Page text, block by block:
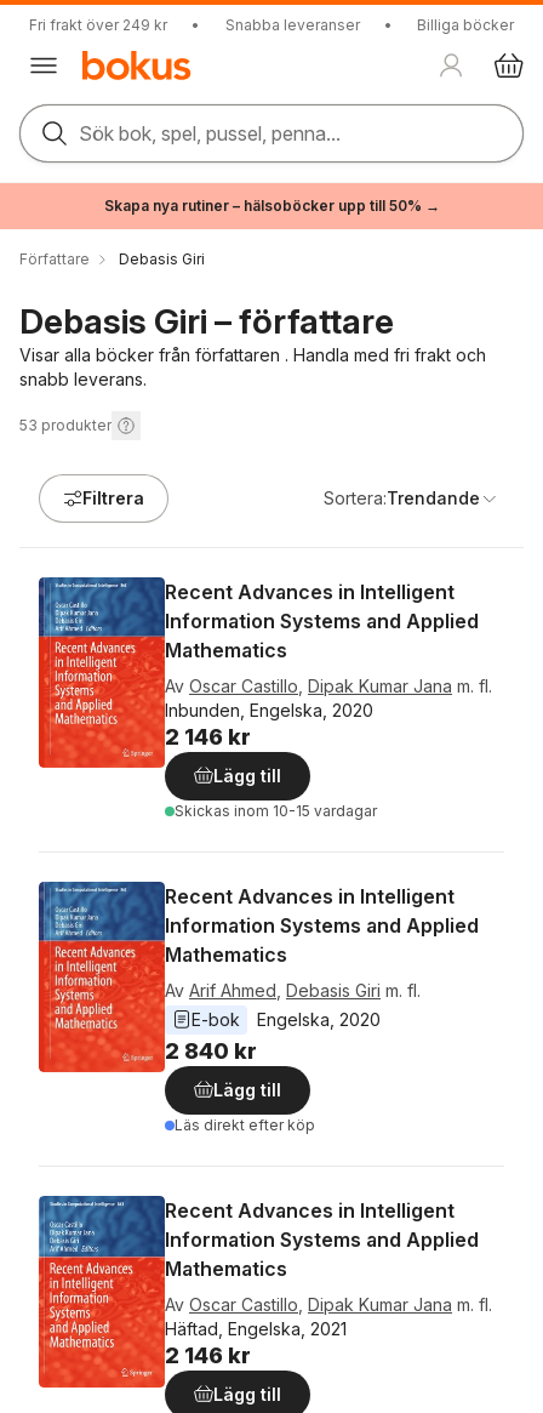
Fri frakt över 249 kr • Snabba leveranser • Billiga böcker
Sök bok, spel, pussel, penna...
Skapa nya rutiner – hälsoböcker upp till 50% →
Författare Debasis Giri
Debasis Giri – författare
Visar alla böcker från författaren . Handla med fri frakt och
snabb leverans.
53 produkter
Filtrera Sortera:Trendande
Recent Advances in Intelligent
Information Systems and Applied
Mathematics
Av Oscar Castillo Dipak Kumar Jana m. fl.
Inbunden, Engelska, 2020
2 146 kr
Lägg till
Skickas inom 10-15 vardagar
Recent Advances in Intelligent
Information Systems and Applied
Mathematics
Av Arif Ahmed Debasis Giri m. fl.
E-bok
Engelska 2020
2 840 kr
Lägg till
Läs direkt efter köp
Recent Advances in Intelligent
Information Systems and Applied
Mathematics
Av Oscar Castillo Dipak Kumar Jana m. fl.
Häftad, Engelska, 2021
2 146 kr
Lägg till